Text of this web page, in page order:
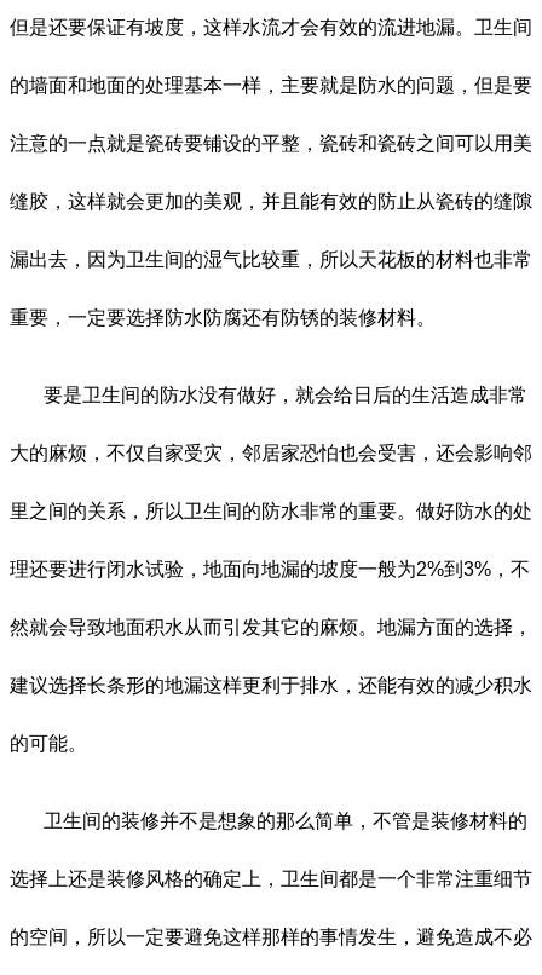
但是还要保证有坡度，这样水流才会有效的流进地漏。卫生间
的墙面和地面的处理基本一样，主要就是防水的问题，但是要
注意的一点就是瓷砖要铺设的平整，瓷砖和瓷砖之间可以用美
缝胶，这样就会更加的美观，并且能有效的防止从瓷砖的缝隙
漏出去，因为卫生间的湿气比较重，所以天花板的材料也非常
重要，一定要选择防水防腐还有防锈的装修材料。
要是卫生间的防水没有做好，就会给日后的生活造成非常
大的麻烦，不仅自家受灾，邻居家恐怕也会受害，还会影响邻
里之间的关系，所以卫生间的防水非常的重要。做好防水的处
理还要进行闭水试验，地面向地漏的坡度一般为2%到3%，不
然就会导致地面积水从而引发其它的麻烦。地漏方面的选择，
建议选择长条形的地漏这样更利于排水，还能有效的减少积水
的可能。
卫生间的装修并不是想象的那么简单，不管是装修材料的
选择上还是装修风格的确定上，卫生间都是一个非常注重细节
的空间，所以一定要避免这样那样的事情发生，避免造成不必